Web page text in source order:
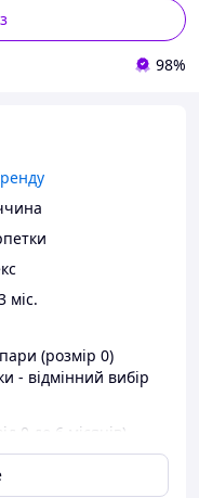
98%
міс.
(розмір 0)
- відмінний вибір
0 до 6 місяців)
ніжку